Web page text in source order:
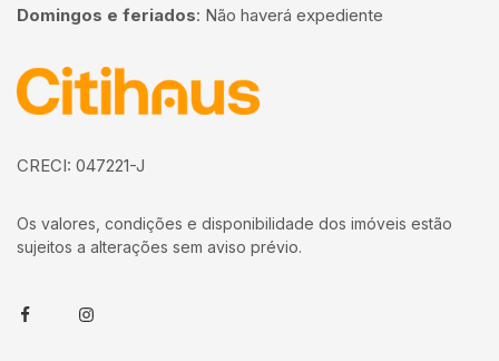
Domingos e feriados: Não haverá expediente
Página inicial
CRECI: 047221-J
Os valores, condições e disponibilidade dos imóveis estão
sujeitos a alterações sem aviso prévio.
FacebookInstagram